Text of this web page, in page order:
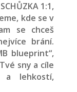
1:1,
kde se v
se chceš
brání.
blueprint“,
sny a cíle
lehkostí,